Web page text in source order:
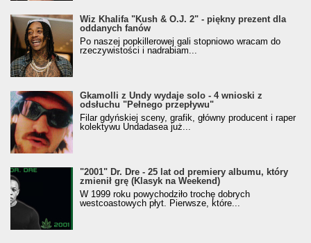
Wiz Khalifa "Kush & O.J. 2" - piękny prezent dla
oddanych fanów
Po naszej popkillerowej gali stopniowo wracam do
rzeczywistości i nadrabiam...
Gkamolli z Undy wydaje solo - 4 wnioski z
odsłuchu "Pełnego przepływu"
Filar gdyńskiej sceny, grafik, główny producent i raper
kolektywu Undadasea już...
"2001" Dr. Dre - 25 lat od premiery albumu, który
zmienił grę (Klasyk na Weekend)
W 1999 roku powychodziło trochę dobrych
westcoastowych płyt. Pierwsze, które...